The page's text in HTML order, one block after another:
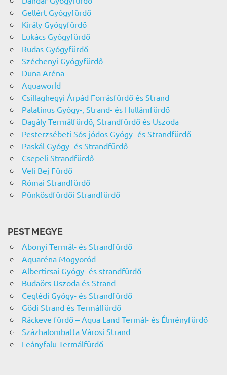
Gellért Gyógyfürdő
Király Gyógyfürdő
Lukács Gyógyfürdő
Rudas Gyógyfürdő
Széchenyi Gyógyfürdő
Duna Aréna
Aquaworld
Csillaghegyi Árpád Forrásfürdő és Strand
Palatinus Gyógy-, Strand- és Hullámfürdő
Dagály Termálfürdő, Strandfürdő és Uszoda
Pesterzsébeti Sós-jódos Gyógy- és Strandfürdő
Paskál Gyógy- és Strandfürdő
Csepeli Strandfürdő
Veli Bej Fürdő
Római Strandfürdő
Pünkösdfürdői Strandfürdő
PEST MEGYE
Abonyi Termál- és Strandfürdő
Aquaréna Mogyoród
Albertirsai Gyógy- és strandfürdő
Budaörs Uszoda és Strand
Ceglédi Gyógy- és Strandfürdő
Gödi Strand és Termálfürdő
Ráckeve fürdő – Aqua Land Termál- és Élményfürdő
Százhalombatta Városi Strand
Leányfalu Termálfürdő